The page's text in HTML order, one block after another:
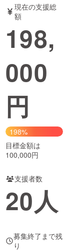
書籍・雑誌
チャレンジ
Creation
コミュニティ
現在の支援総
額
198,
000
円
198%
目標金額は
100,000円
支援者数
20人
募集終了まで残
り